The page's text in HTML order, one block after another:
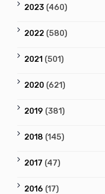
2023 (460)
2022 (580)
2021 (501)
2020 (621)
2019 (381)
2018 (145)
2017 (47)
2016 (17)